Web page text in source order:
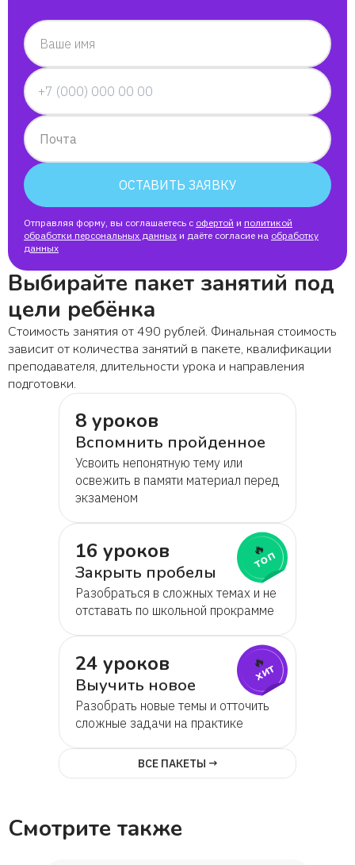
Кира
Кристина
Надежда
Ксения
Алина
Ефим
Наталья
Адам
Хадижат
Саид
Дмитрий
Марфа
Ученик Валера мама Валерия
Егор
Эльмира
Алёна
Ваше имя
Почта
ОСТАВИТЬ ЗАЯВКУ
Отправляя форму, вы соглашаетесь с офертой и политикой
обработки персональных данных и даёте согласие на обработку
данных
Выбирайте пакет занятий под
цели ребёнка
Стоимость занятия от 490 рублей. Финальная стоимость
зависит от количества занятий в пакете, квалификации
преподавателя, длительности урока и направления
подготовки.
8 уроков
Вспомнить пройденное
Усвоить непонятную тему или
освежить в памяти материал перед
экзаменом
16 уроков
Закрыть пробелы
Разобраться в сложных темах и не
отставать по школьной прокрамме
🔥
топ
24 уроков
Выучить новое
Разобрать новые темы и отточить
сложные задачи на практике
🔥
хит
ВСЕ ПАКЕТЫ →
Смотрите также